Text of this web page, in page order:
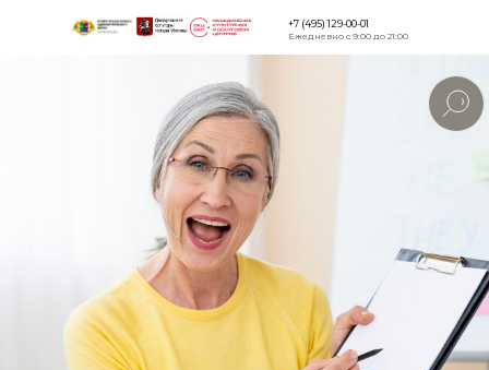
Версия для
+7 (495) 129-00-01
Ежедневно с 9:00 до 21:00